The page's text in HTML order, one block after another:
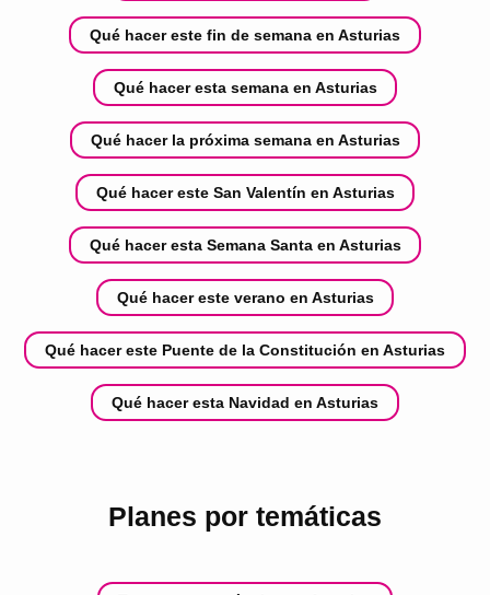
Qué hacer este fin de semana en Asturias
Qué hacer esta semana en Asturias
Qué hacer la próxima semana en Asturias
Qué hacer este San Valentín en Asturias
Qué hacer esta Semana Santa en Asturias
Qué hacer este verano en Asturias
Qué hacer este Puente de la Constitución en Asturias
Qué hacer esta Navidad en Asturias
Planes por temáticas